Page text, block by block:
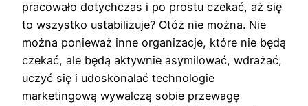
pracowało dotychczas i po prostu czekać, aż się
to wszystko ustabilizuje? Otóż nie można. Nie
można ponieważ inne organizacje, które nie będą
czekać, ale będą aktywnie asymilować, wdrażać,
uczyć się i udoskonalać technologie
marketingową wywalczą sobie przewagę